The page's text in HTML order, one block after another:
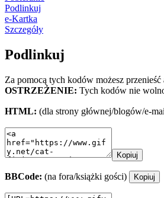
Podlinkuj
e-Kartka
Szczegóły
Podlinkuj
Za pomocą tych kodów możesz
OSTRZEŻENIE: Tych kodów nie
HTML: (dla strony głównej/blogów/e-
Kopiuj
BBCode: (na fora/książki gości) Kopiuj